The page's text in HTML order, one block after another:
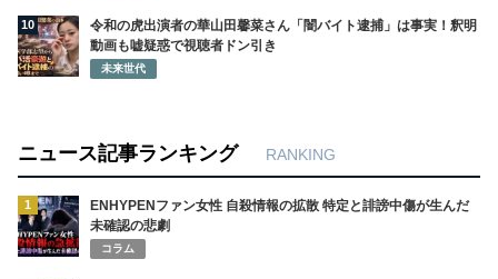
10
令和の虎出演者の華山田馨菜さん「闇バイト逮捕」は事実！釈明
動画も嘘疑惑で視聴者ドン引き
未来世代
ニュース記事ランキング RANKING
1
ENHYPENファン女性 自殺情報の拡散 特定と誹謗中傷が生んだ
未確認の悲劇
コラム